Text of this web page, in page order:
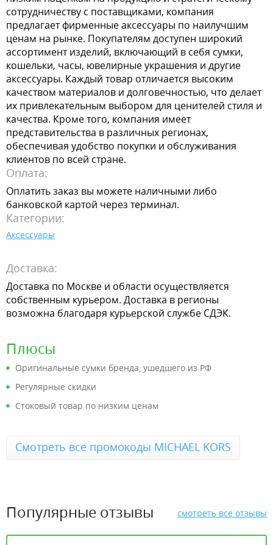
сотрудничеству с поставщиками, компания
предлагает фирменные аксессуары по наилучшим
ценам на рынке. Покупателям доступен широкий
ассортимент изделий, включающий в себя сумки,
кошельки, часы, ювелирные украшения и другие
аксессуары. Каждый товар отличается высоким
качеством материалов и долговечностью, что делает
их привлекательным выбором для ценителей стиля и
качества. Кроме того, компания имеет
представительства в различных регионах,
обеспечивая удобство покупки и обслуживания
клиентов по всей стране.
Оплата:
Оплатить заказ вы можете наличными либо
банковской картой через терминал.
Категории:
Аксессуары
Доставка:
Доставка по Москве и области осуществляется
собственным курьером. Доставка в регионы
возможна благодаря курьерской службе СДЭК.
Плюсы
Оригинальные сумки бренда, ушедшего из РФ
Регулярные скидки
Стоковый товар по низким ценам
Смотреть все промокоды MICHAEL KORS
Популярные отзывы смотреть все отзывы